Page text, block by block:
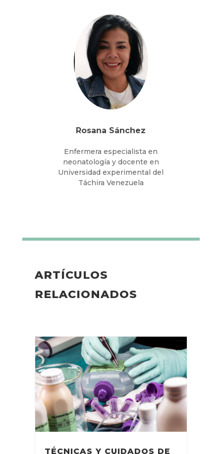
Rosana Sánchez
Enfermera especialista en
neonatología y docente en
Universidad experimental del
Táchira Venezuela
ARTÍCULOS
RELACIONADOS
TÉCNICAS Y CUIDADOS DE